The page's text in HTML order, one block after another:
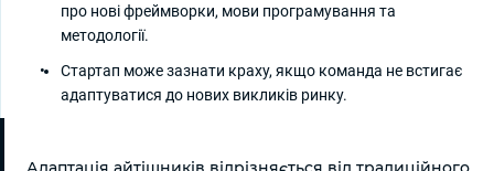
про нові фреймворки, мови програмування та
методології.
Стартап може зазнати краху, якщо команда не встигає
адаптуватися до нових викликів ринку.